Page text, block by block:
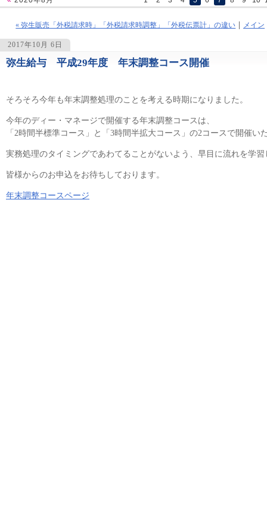
« 弥生販売「外税請求時」「外税請求時調整」「外税伝票計」の違い メイン
2017年10月 6日
弥生給与 平成29年度 年末調整コース開催
そろそろ今年も年末調整処理のことを考える時期になりました。
今年のディー・マネージで開催する年末調整コースは、
「2時間半標準コース」と「3時間半拡大コース」の2コースで開催い
実務処理のタイミングであわてることがないよう、早目に流れを学
皆様からのお申込をお待ちしております。
年末調整コースページ